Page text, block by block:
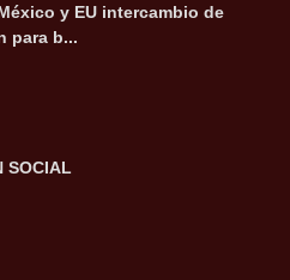
y EU intercambio de
para b...
SOCIAL